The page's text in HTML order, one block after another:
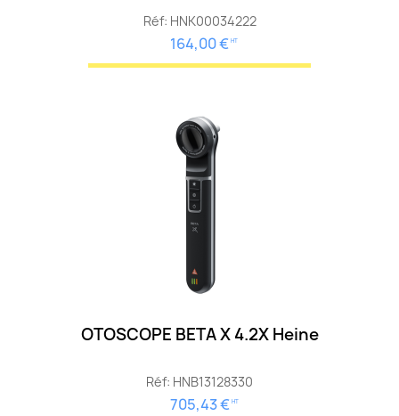
Réf: HNK00034222
164,00 € HT
OTOSCOPE BETA X 4.2X Heine
Réf: HNB13128330
705,43 € HT